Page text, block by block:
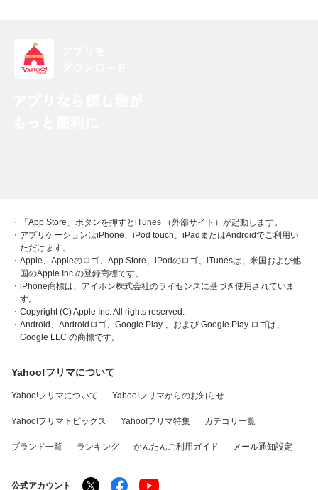
・「App Store」ボタンを押すとiTunes （外部サイト）が起動します。
・アプリケーションはiPhone、iPod touch、iPadまたはAndroidでご利用い
ただけます。
・Apple、Appleのロゴ、App Store、iPodのロゴ、iTunesは、米国および他
国のApple Inc.の登録商標です。
・iPhone商標は、アイホン株式会社のライセンスに基づき使用されていま
す。
・Copyright (C) Apple Inc. All rights reserved.
・Android、Androidロゴ、Google Play 、および Google Play ロゴは、
Google LLC の商標です。
Yahoo!フリマについて
Yahoo!フリマについて Yahoo!フリマからのお知らせ
Yahoo!フリマトピックス Yahoo!フリマ特集 カテゴリ一覧
ブランド一覧 ランキング かんたんご利用ガイド メール通知設定
公式アカウント